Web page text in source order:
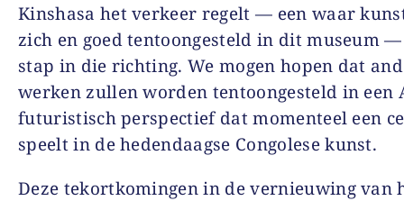
Kinshasa het verkeer regelt — een waar
zich en goed tentoongesteld in dit museum
stap in die richting. We mogen hopen dat
werken zullen worden tentoongesteld in een
futuristisch perspectief dat momenteel een
speelt in de hedendaagse Congolese kunst.
Deze tekortkomingen in de vernieuwing van